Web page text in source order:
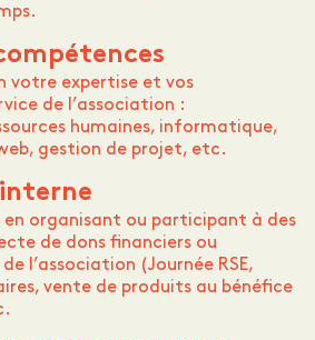
votre expertise et vos
de l’association :
humaines, informatique,
gestion de projet, etc.
en organisant ou participant à des
de dons financiers ou
l’association (Journée RSE,
vente de produits au bénéfice